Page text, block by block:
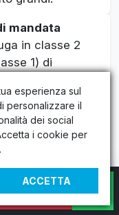
mandata
in classe 2
1) di
aria calda in una
un ambiente
è montata la
mandata
in classe 2
esperienza sul
personalizzare il
dei social
i cookie per
ACCETTA